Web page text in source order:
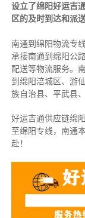
设立了绵阳好运吉
区的及时到达和派
南通到绵阳物流专
承接南通到绵阳公
配送等物流服务。
到绵阳涪城区、游
族自治县、平武县、
好运吉通供应链绵
至绵阳专线，南通
赴！